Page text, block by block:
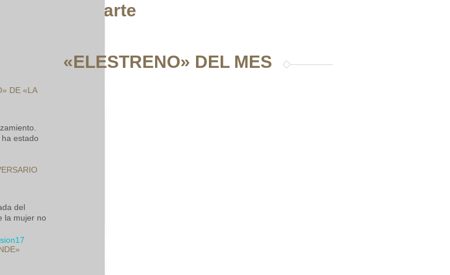
amor al 7.º arte
DE «LA
estado
del
la mujer no
«ELESTRENO» DEL MES